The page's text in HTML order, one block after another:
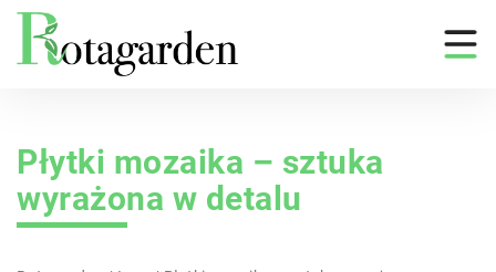
Płytki mozaika – sztuka
wyrażona w detalu